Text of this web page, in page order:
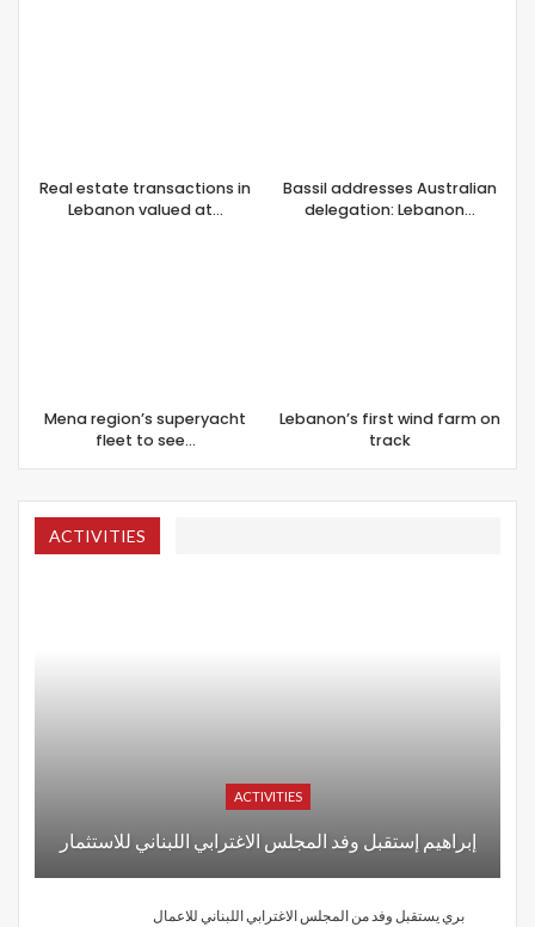
Real estate transactions in
Lebanon valued at…
Mena region’s superyacht
fleet to see…
Bassil addresses Australian
delegation: Lebanon…
Lebanon’s first wind farm on
track
ACTIVITIES
ACTIVITIES
إبراهيم إستقبل وفد المجلس الاغترابي اللبناني للاستثمار
بري يستقبل وفد من المجلس الاغترابي اللبناني للاعمال